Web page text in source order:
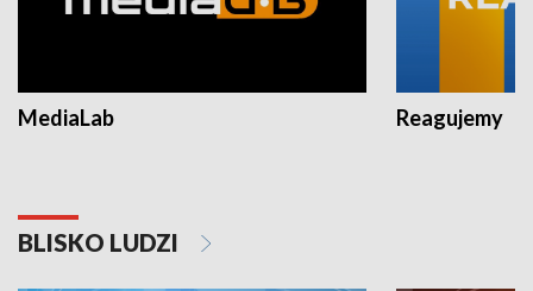
MediaLab Reagujemy
BLISKO LUDZI